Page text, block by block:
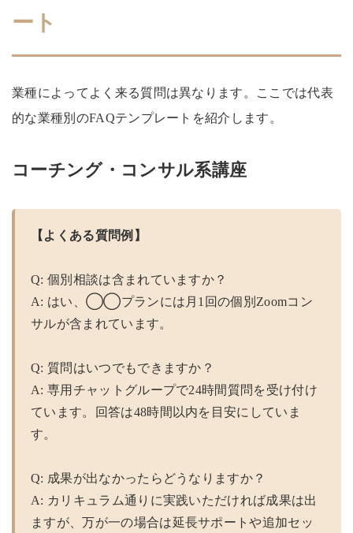
ート
業種によってよく来る質問は異なります。ここでは代表
的な業種別のFAQテンプレートを紹介します。
コーチング・コンサル系講座
【よくある質問例】
Q: 個別相談は含まれていますか？
A: はい、◯◯プランには月1回の個別Zoomコン
サルが含まれています。
Q: 質問はいつでもできますか？
A: 専用チャットグループで24時間質問を受け付け
ています。回答は48時間以内を目安にしていま
す。
Q: 成果が出なかったらどうなりますか？
A: カリキュラム通りに実践いただければ成果は出
ますが、万が一の場合は延長サポートや追加セッ